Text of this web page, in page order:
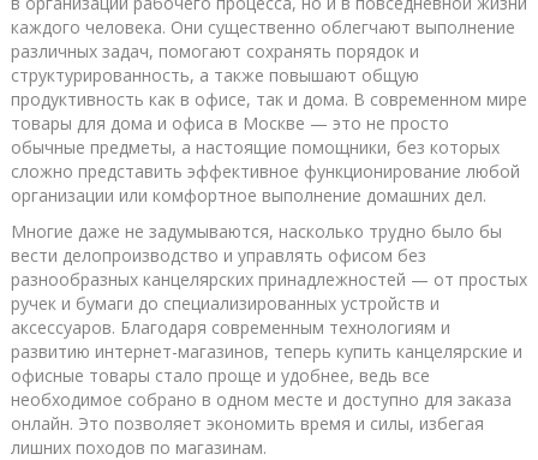
каждого человека. Они существенно облегчают выполнение
различных задач, помогают сохранять порядок и
структурированность, а также повышают общую
продуктивность как в офисе, так и дома. В современном мире
товары для дома и офиса в Москве — это не просто
обычные предметы, а настоящие помощники, без которых
сложно представить эффективное функционирование любой
организации или комфортное выполнение домашних дел.
Многие даже не задумываются, насколько трудно было бы
вести делопроизводство и управлять офисом без
разнообразных канцелярских принадлежностей — от простых
ручек и бумаги до специализированных устройств и
аксессуаров. Благодаря современным технологиям и
развитию интернет-магазинов, теперь купить канцелярские и
офисные товары стало проще и удобнее, ведь все
необходимое собрано в одном месте и доступно для заказа
онлайн. Это позволяет экономить время и силы, избегая
лишних походов по магазинам.